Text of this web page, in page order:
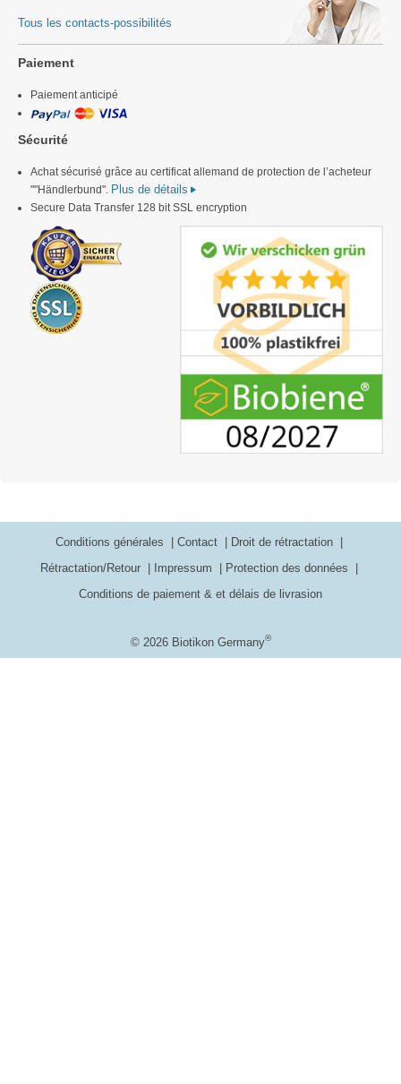
Tous les contacts-possibilités
Paiement
Paiement anticipé
Sécurité
Achat sécurisé grâce au certificat allemand de protection de l’acheteur
""Händlerbund". Plus de détails
Secure Data Transfer 128 bit SSL encryption
© 2026 Biotikon Germany®
Conditions générales Contact
Droit de rétractation
Rétractation/Retour
Impressum
Protection des données
Conditions de paiement & et délais de livrasion